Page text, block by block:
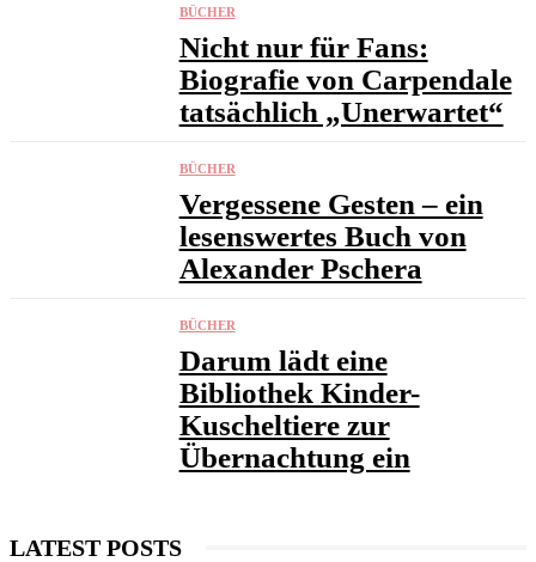
BÜCHER
Nicht nur für Fans:
Biografie von Carpendale
tatsächlich „Unerwartet“
BÜCHER
Vergessene Gesten – ein
lesenswertes Buch von
Alexander Pschera
BÜCHER
Darum lädt eine
Bibliothek Kinder-
Kuscheltiere zur
Übernachtung ein
LATEST POSTS